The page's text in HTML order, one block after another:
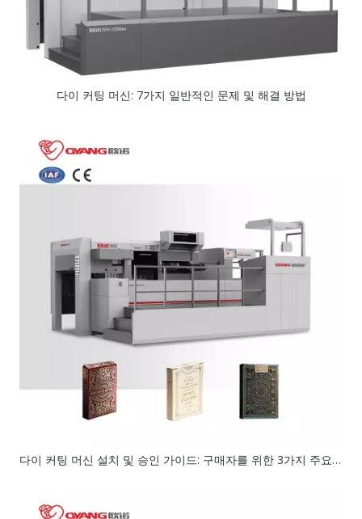
다이 커팅 머신: 7가지 일반적인 문제 및 해결 방법
다이 커팅 머신 설치 및 승인 가이드: 구매자를 위한 3가지 주요 고려 사항